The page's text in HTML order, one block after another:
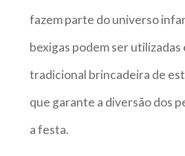
fazem parte do universo
bexigas podem ser utilizadas
tradicional brincadeira de
que garante a diversão dos
a festa.